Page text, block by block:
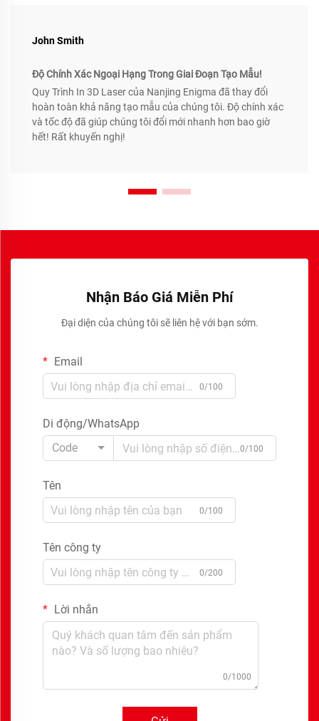
John Smith
Độ Chính Xác Ngoại Hạng Trong Giai Đoạn Tạo Mẫu!
Quy Trình In 3D Laser của Nanjing Enigma đã thay đổi
hoàn toàn khả năng tạo mẫu của chúng tôi. Độ chính xác
và tốc độ đã giúp chúng tôi đổi mới nhanh hơn bao giờ
hết! Rất khuyến nghị!
Nhận Báo Giá Miễn Phí
Đại diện của chúng tôi sẽ liên hệ với bạn sớm.
Email
0/100
Di động/WhatsApp
Code
0/100
Tên
0/100
Tên công ty
0/200
Lời nhắn
0/1000